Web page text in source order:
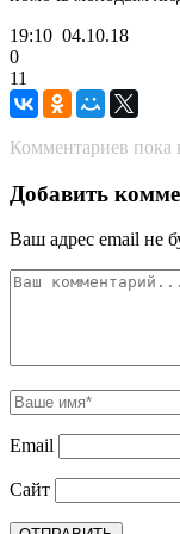
19:10 04.10.18
0
11
Комментариев пока
Добавить
Ваш адрес email не
Email
Сайт